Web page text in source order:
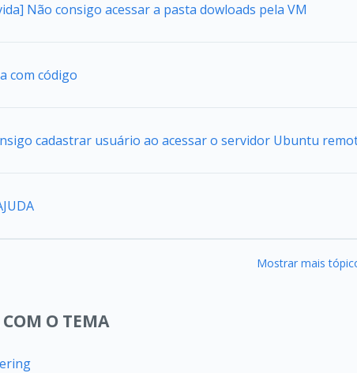
Não consigo acessar a pasta dowloads pela VM
com código
cadastrar usuário ao acessar o servidor Ubuntu
Mostrar mais
O TEMA